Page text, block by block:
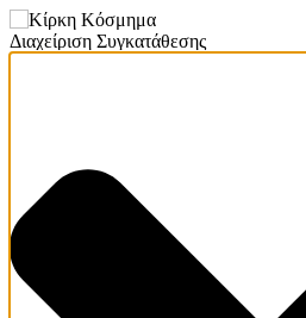
Διαχείριση Συγκατάθεσης